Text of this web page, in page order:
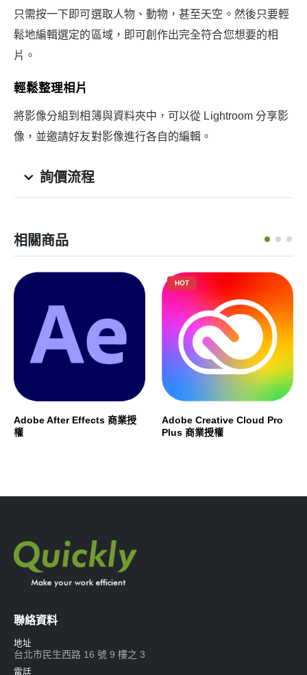
只需按一下即可選取人物、動物，甚至天空。然後只要輕
鬆地編輯選定的區域，即可創作出完全符合您想要的相
片。
輕鬆整理相片
將影像分組到相簿與資料夾中，可以從 Lightroom 分享影
像，並邀請好友對影像進行各自的編輯。
詢價流程
相關商品
Adobe After Effects 商業授
權
HOT
Adobe Creative Cloud Pro
Plus 商業授權
聯絡資料
地址
台北市民生西路 16 號 9 樓之 3
電話